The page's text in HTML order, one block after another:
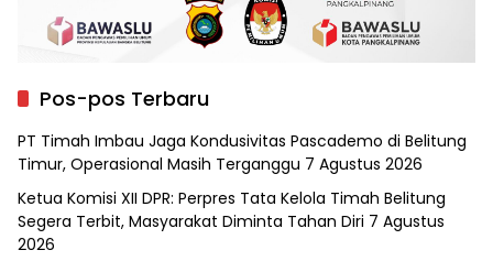
Pos-pos Terbaru
PT Timah Imbau Jaga Kondusivitas Pascademo di Belitung
Timur, Operasional Masih Terganggu 7 Agustus 2026
Ketua Komisi XII DPR: Perpres Tata Kelola Timah Belitung
Segera Terbit, Masyarakat Diminta Tahan Diri 7 Agustus
2026